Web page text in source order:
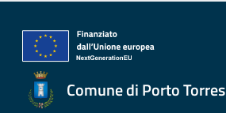
Comune di Porto Torres